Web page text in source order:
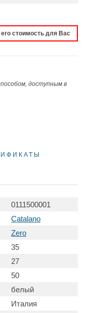
его стоимость для Вас
доступным в
0111500001
Catalano
Zero
35
27
50
белый
Италия